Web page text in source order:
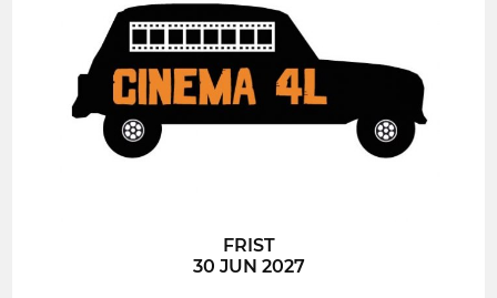
FRIST
30 JUN 2027